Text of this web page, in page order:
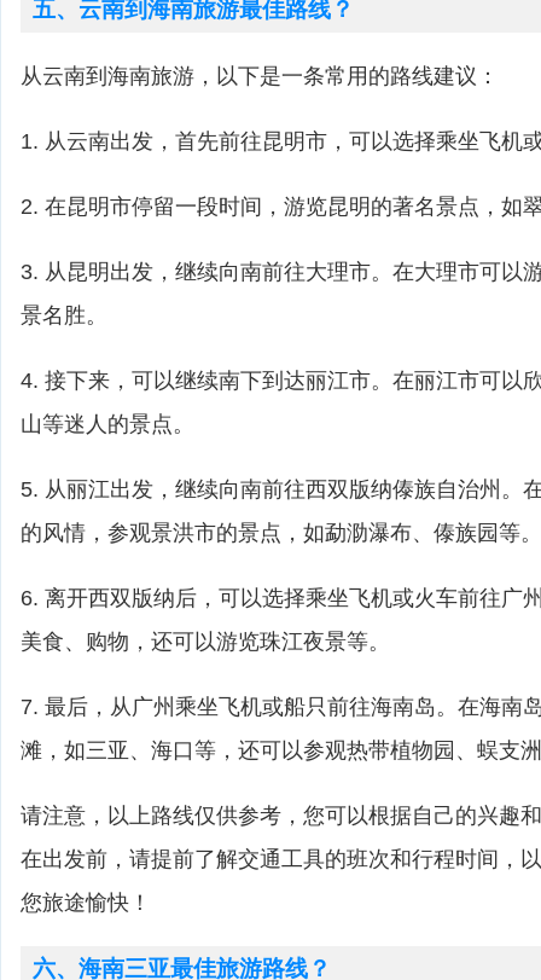
五、云南到海南旅游最佳路线？
从云南到海南旅游，以下是一条常用的路线建议：
1. 从云南出发，首先前往昆明市，可以选择乘坐飞机
2. 在昆明市停留一段时间，游览昆明的著名景点，如
3. 从昆明出发，继续向南前往大理市。在大理市可以
景名胜。
4. 接下来，可以继续南下到达丽江市。在丽江市可以
山等迷人的景点。
5. 从丽江出发，继续向南前往西双版纳傣族自治州。
的风情，参观景洪市的景点，如勐泐瀑布、傣族园等。
6. 离开西双版纳后，可以选择乘坐飞机或火车前往广
美食、购物，还可以游览珠江夜景等。
7. 最后，从广州乘坐飞机或船只前往海南岛。在海南
滩，如三亚、海口等，还可以参观热带植物园、蜈支
请注意，以上路线仅供参考，您可以根据自己的兴趣
在出发前，请提前了解交通工具的班次和行程时间，
您旅途愉快！
六、海南三亚最佳旅游路线？